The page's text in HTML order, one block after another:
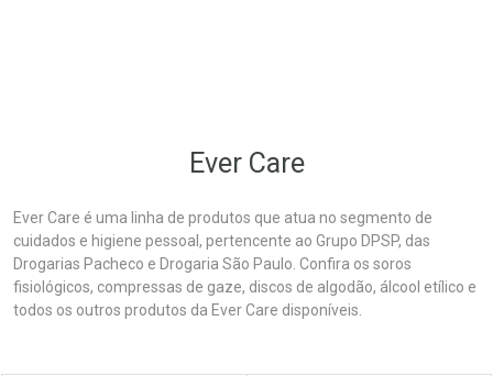
Ever Care
Ever Care é uma linha de produtos que atua no segmento de
cuidados e higiene pessoal, pertencente ao Grupo DPSP, das
Drogarias Pacheco e Drogaria São Paulo. Confira os soros
fisiológicos, compressas de gaze, discos de algodão, álcool etílico e
todos os outros produtos da Ever Care disponíveis.